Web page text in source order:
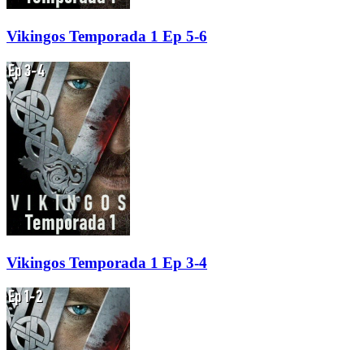
Vikingos Temporada 1 Ep 5-6
Vikingos Temporada 1 Ep 3-4